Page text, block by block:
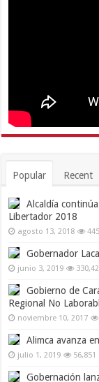
Popular Recent
Alcaldía
Libertador 2018
agosto 13, 2018
Gobernador
junio 3, 2019
Gobierno de
Regional No
noviembre 10, 2017
Alimca avanza
julio 1, 2019 56,851
Gobernación